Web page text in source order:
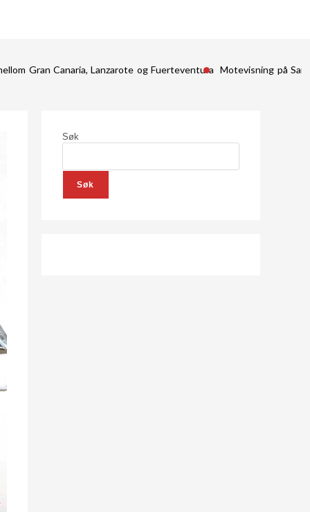
Gran Canaria, Lanzarote og Fuerteventura Motevisning på
Søk
Søk